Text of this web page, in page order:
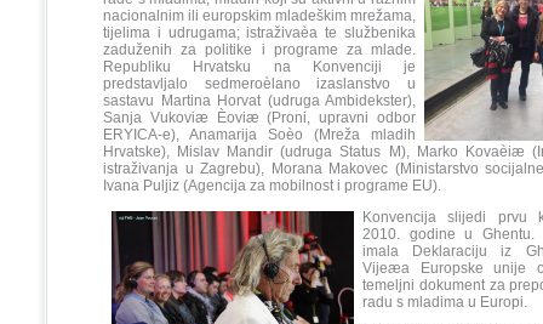
nacionalnim ili europskim mladeškim mrežama,
tijelima i udrugama; istraživaèa te službenika
zaduženih za politike i programe za mlade.
Republiku Hrvatsku na Konvenciji je
predstavljalo sedmeroèlano izaslanstvo u
sastavu Martina Horvat (udruga Ambidekster),
Sanja Vukoviæ Èoviæ (Proni, upravni odbor
ERYICA-e), Anamarija Soèo (Mreža mladih
Hrvatske), Mislav Mandir (udruga Status M), Marko Kovaèiæ
istraživanja u Zagrebu), Morana Makovec (Ministarstvo
Ivana Puljiz (Agencija za mobilnost i programe EU).
Konvencija slijedi prvu
2010. godine u
imala Deklaraciju iz
Vijeæa Europske unije
temeljni dokument za
radu s mladima u Europi.